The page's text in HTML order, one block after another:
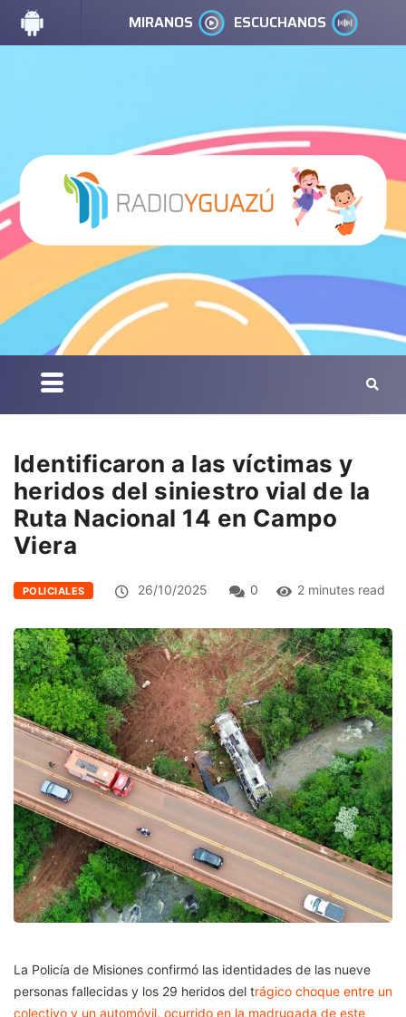
MIRANOS ESCUCHANOS
Identificaron a las víctimas y
heridos del siniestro vial de la
Ruta Nacional 14 en Campo
Viera
POLICIALES 26/10/2025 0 2 minutes read
La Policía de Misiones confirmó las identidades de las nueve
personas fallecidas y los 29 heridos del trágico choque entre un
colectivo y un automóvil, ocurrido en la madrugada de este